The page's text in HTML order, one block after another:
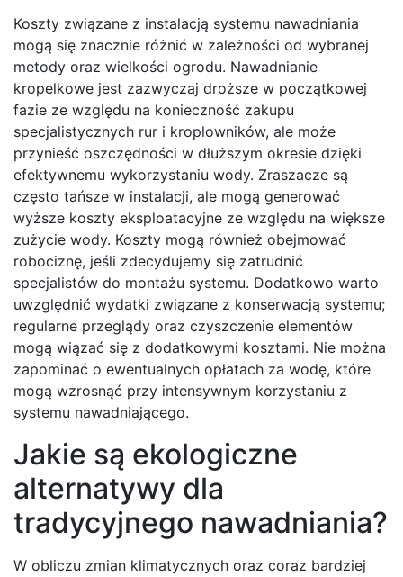
Koszty związane z instalacją systemu nawadniania
mogą się znacznie różnić w zależności od wybranej
metody oraz wielkości ogrodu. Nawadnianie
kropelkowe jest zazwyczaj droższe w początkowej
fazie ze względu na konieczność zakupu
specjalistycznych rur i kroplowników, ale może
przynieść oszczędności w dłuższym okresie dzięki
efektywnemu wykorzystaniu wody. Zraszacze są
często tańsze w instalacji, ale mogą generować
wyższe koszty eksploatacyjne ze względu na większe
zużycie wody. Koszty mogą również obejmować
robociznę, jeśli zdecydujemy się zatrudnić
specjalistów do montażu systemu. Dodatkowo warto
uwzględnić wydatki związane z konserwacją systemu;
regularne przeglądy oraz czyszczenie elementów
mogą wiązać się z dodatkowymi kosztami. Nie można
zapominać o ewentualnych opłatach za wodę, które
mogą wzrosnąć przy intensywnym korzystaniu z
systemu nawadniającego.
Jakie są ekologiczne
alternatywy dla
tradycyjnego nawadniania?
W obliczu zmian klimatycznych oraz coraz bardziej